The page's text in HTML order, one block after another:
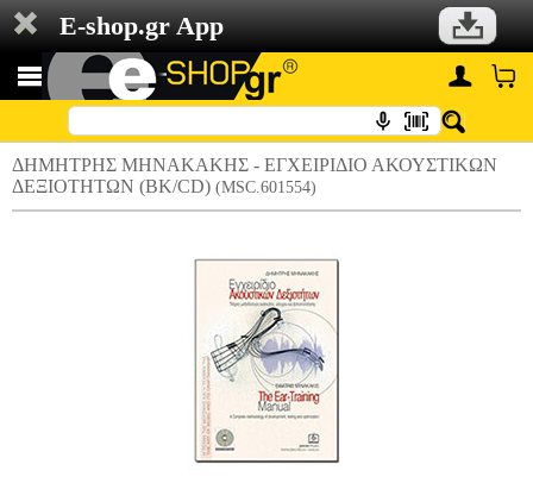
E-shop.gr App
ΔΗΜΗΤΡΗΣ ΜΗΝΑΚΑΚΗΣ - ΕΓΧΕΙΡΙΔΙΟ ΑΚΟΥΣΤΙΚΩΝ
ΔΕΞΙΟΤΗΤΩΝ (ΒΚ/CD) (MSC.601554)